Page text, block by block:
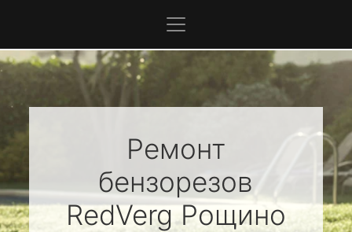
Ремонт
бензорезов
RedVergРощино